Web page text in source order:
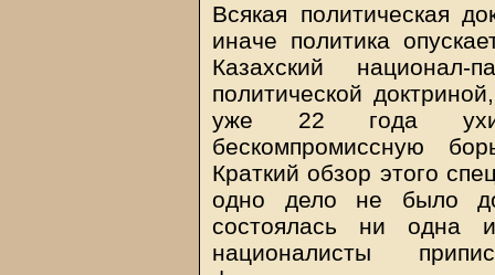
Всякая политическая
иначе политика
Казахский национал-
политической
уже 22 года
бескомпромиссную
Краткий обзор этого
одно дело не было
состоялась ни одна
националисты